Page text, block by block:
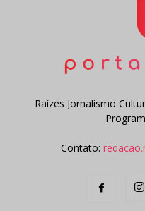
Raízes Jornalismo
Contato: